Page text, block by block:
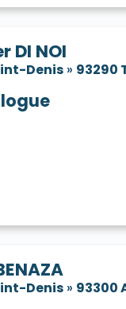
DI NOI
Denis » 93290
Denis » 93300